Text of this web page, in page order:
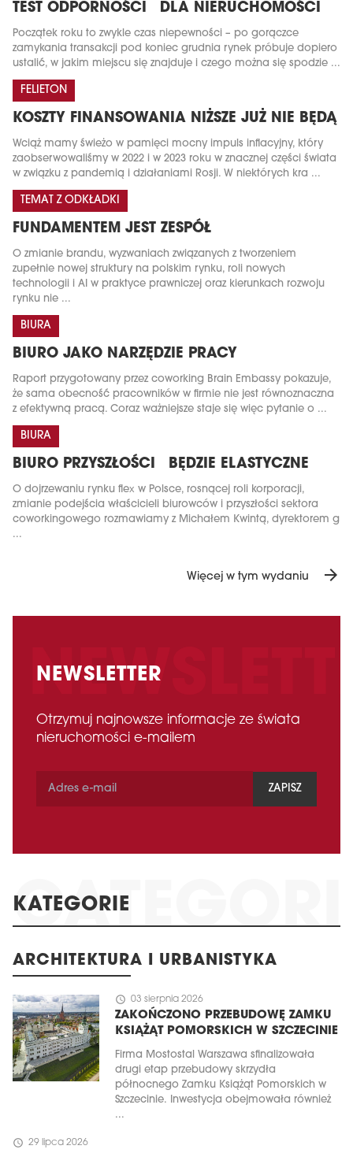
TEST ODPORNOŚCI DLA NIERUCHOMOŚCI
Początek roku to zwykle czas niepewności – po gorączce
zamykania transakcji pod koniec grudnia rynek próbuje dopiero
ustalić, w jakim miejscu się znajduje i czego można się spodzie ...
FELIETON
KOSZTY FINANSOWANIA NIŻSZE JUŻ NIE BĘDĄ
Wciąż mamy świeżo w pamięci mocny impuls inflacyjny, który
zaobserwowaliśmy w 2022 i w 2023 roku w znacznej części świata
w związku z pandemią i działaniami Rosji. W niektórych kra ...
TEMAT Z ODKŁADKI
FUNDAMENTEM JEST ZESPÓŁ
O zmianie brandu, wyzwaniach związanych z tworzeniem
zupełnie nowej struktury na polskim rynku, roli nowych
technologii i AI w praktyce prawniczej oraz kierunkach rozwoju
rynku nie ...
BIURA
BIURO JAKO NARZĘDZIE PRACY
Raport przygotowany przez coworking Brain Embassy pokazuje,
że sama obecność pracowników w firmie nie jest równoznaczna
z efektywną pracą. Coraz ważniejsze staje się więc pytanie o ...
BIURA
BIURO PRZYSZŁOŚCI BĘDZIE ELASTYCZNE
O dojrzewaniu rynku flex w Polsce, rosnącej roli korporacji,
zmianie podejścia właścicieli biurowców i przyszłości sektora
coworkingowego rozmawiamy z Michałem Kwintą, dyrektorem g
...
Więcej w tym wydaniu arrow_forward
NEWSLETTER
Otrzymuj najnowsze informacje ze świata
nieruchomości e-mailem
ZAPISZ
KATEGORIE
ARCHITEKTURA I URBANISTYKA
schedule 03 sierpnia 2026
ZAKOŃCZONO PRZEBUDOWĘ ZAMKU
KSIĄŻĄT POMORSKICH W SZCZECINIE
Firma Mostostal Warszawa sfinalizowała
drugi etap przebudowy skrzydła
północnego Zamku Książąt Pomorskich w
Szczecinie. Inwestycja obejmowała również
...
schedule 29 lipca 2026